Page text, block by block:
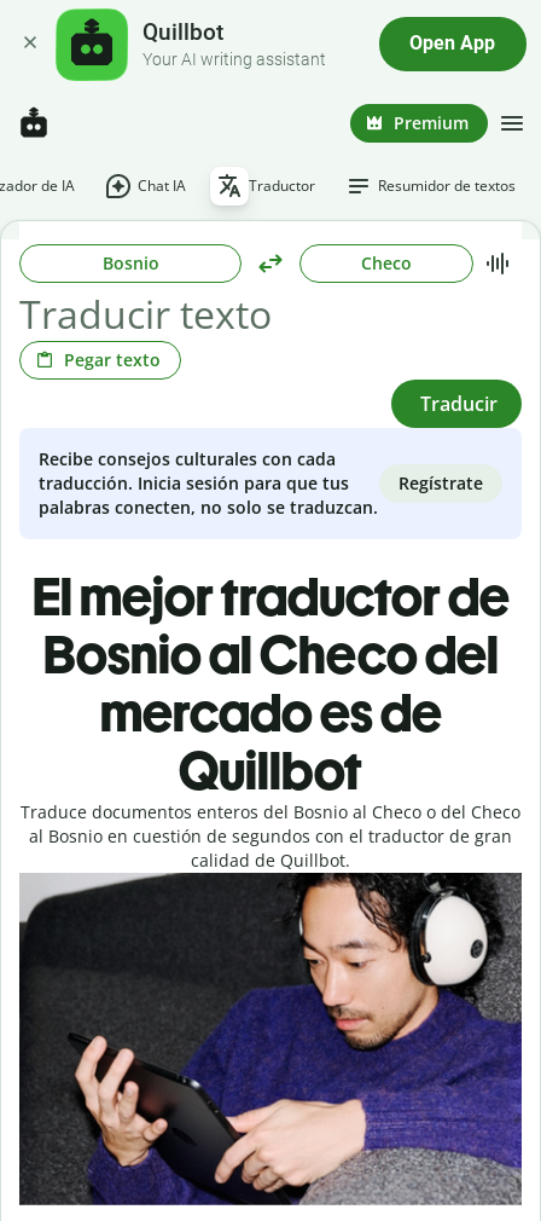
Quillbot
Your AI writing assistant
Open App
Premium
de IA Chat IA Traductor Resumidor de textos
Bosnio Checo
Pegar texto
Traducir
Recibe consejos culturales con cada
traducción. Inicia sesión para que tus
palabras conecten, no solo se traduzcan.
Regístrate
El mejor traductor de
Bosnio al Checo del
mercado es de
Quillbot
Traduce documentos enteros del Bosnio al Checo o del Checo
al Bosnio en cuestión de segundos con el traductor de gran
calidad de Quillbot.